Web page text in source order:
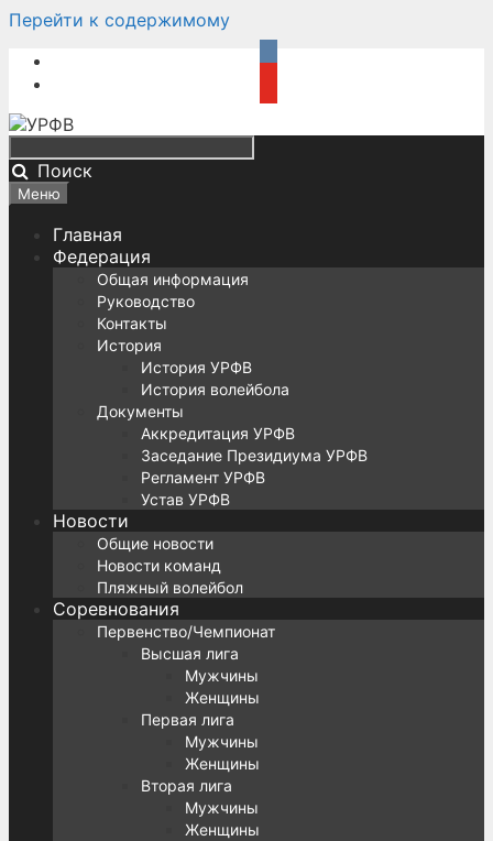
Перейти к содержимому
Поиск
Меню
Главная
Федерация
Общая информация
Руководство
Контакты
История
История УРФВ
История волейбола
Документы
Аккредитация УРФВ
Заседание Президиума УРФВ
Регламент УРФВ
Устав УРФВ
Новости
Общие новости
Новости команд
Пляжный волейбол
Соревнования
Первенство/Чемпионат
Высшая лига
Мужчины
Женщины
Первая лига
Мужчины
Женщины
Вторая лига
Мужчины
Женщины